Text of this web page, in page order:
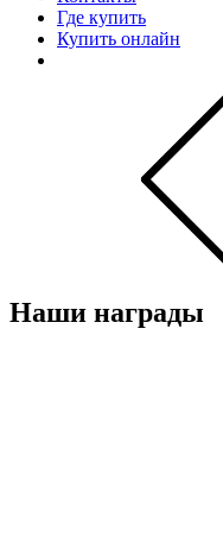
Где купить
Купить онлайн
Наши награды